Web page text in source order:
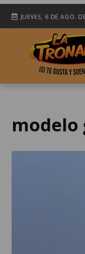
JUEVES, 6 DE AGO.
modelo